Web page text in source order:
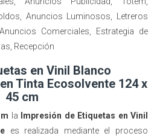
Anuncios Luminosos, Letreros
Comerciales, Estrategia de
Recepción
en Vinil Blanco
Tinta Ecosolvente 124 x
45 cm
la
Impresión de Etiquetas en Vinil
es realizada mediante el proceso